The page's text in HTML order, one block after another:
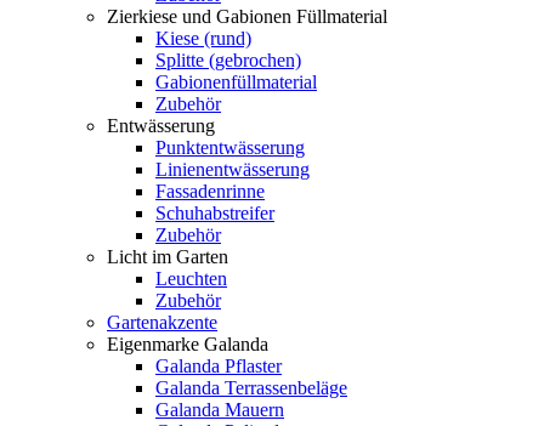
Zierkiese und Gabionen Füllmaterial
Kiese (rund)
Splitte (gebrochen)
Gabionenfüllmaterial
Zubehör
Entwässerung
Punktentwässerung
Linienentwässerung
Fassadenrinne
Schuhabstreifer
Zubehör
Licht im Garten
Leuchten
Zubehör
Gartenakzente
Eigenmarke Galanda
Galanda Pflaster
Galanda Terrassenbeläge
Galanda Mauern